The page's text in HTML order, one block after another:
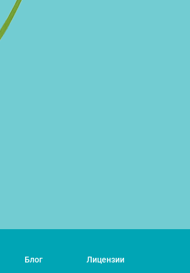
Блог Лицензии